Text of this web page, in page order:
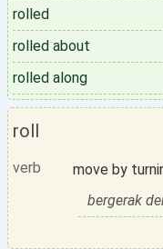
rolled
rolled about
rolled along
roll
verb
move by
bergerak